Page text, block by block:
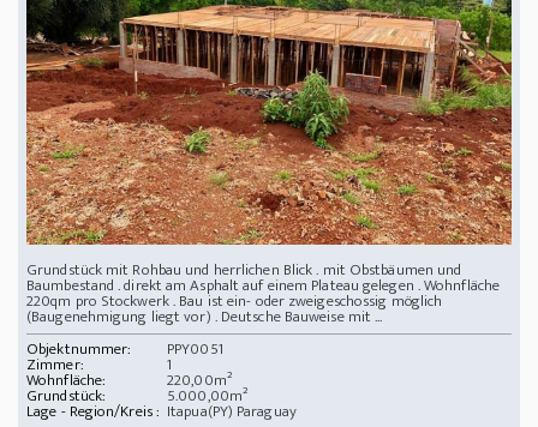
Grundstück mit Rohbau und herrlichen Blick . mit Obstbäumen und
Baumbestand . direkt am Asphalt auf einem Plateau gelegen . Wohnfläche
220qm pro Stockwerk . Bau ist ein- oder zweigeschossig möglich
(Baugenehmigung liegt vor) . Deutsche Bauweise mit ...
Objektnummer:
PPY0051
Zimmer: 1
Wohnfläche: 220,00m²
Grundstück: 5.000,00m²
Lage - Region/Kreis : Itapua(PY) Paraguay